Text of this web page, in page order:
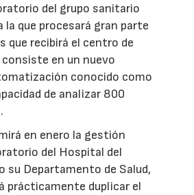
del grupo sanitario
la que procesará gran parte
que recibirá el centro de
consiste en un nuevo
conocido como
de analizar 800
en enero la gestión
del Hospital del
su Departamento de Salud,
prácticamente duplicar el